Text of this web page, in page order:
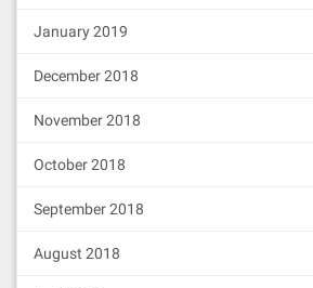
January 2019
December 2018
November 2018
October 2018
September 2018
August 2018